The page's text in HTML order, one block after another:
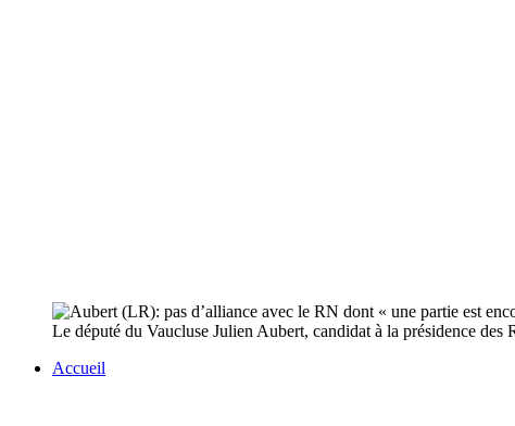
Le député du Vaucluse Julien Aubert, candidat à la présidence
Accueil